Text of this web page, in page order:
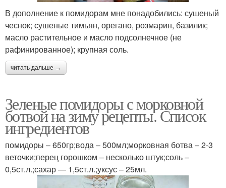
В дополнение к помидорам мне понадобились: сушеный
чеснок; сушеные тимьян, орегано, розмарин, базилик;
масло растительное и масло подсолнечное (не
рафинированное); крупная соль.
читать дальше →
Зеленые помидоры с морковной
ботвой на зиму рецепты. Список
ингредиентов
помидоры – 650гр;вода – 500мл;морковная ботва – 2-3
веточки;перец горошком – несколько штук;соль –
0,5ст.л.;сахар — 1,5ст.л.;уксус – 25мл.